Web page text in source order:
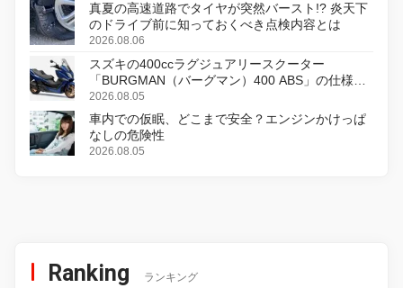
真夏の高速道路でタイヤが突然バースト!? 炎天下
のドライブ前に知っておくべき点検内容とは
2026.08.06
スズキの400ccラグジュアリースクーター
「BURGMAN（バーグマン）400 ABS」の仕様を
変更し、8月18日に発売
2026.08.05
車内での仮眠、どこまで安全？エンジンかけっぱ
なしの危険性
2026.08.05
Ranking ランキング